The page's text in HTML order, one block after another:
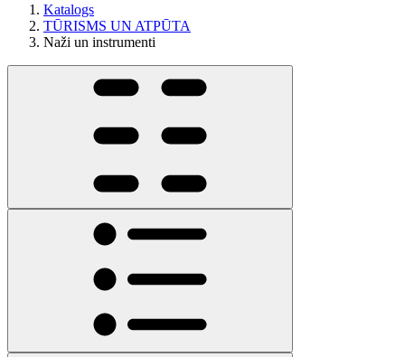
Katalogs
TŪRISMS UN ATPŪTA
Naži un instrumenti